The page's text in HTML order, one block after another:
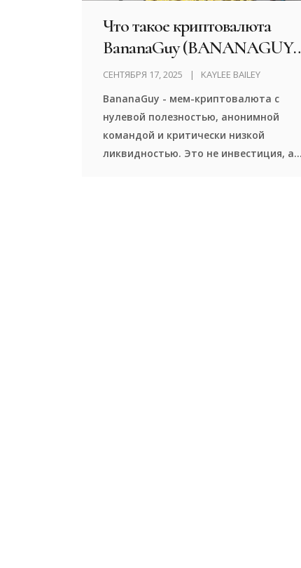
Что такое криптовалюта
BananaGuy (BANANAGUY):
мем-монета с высоким
риском и нулевой
полезностью
СЕНТЯБРЯ 17, 2025 KAYLEE BAILEY
BananaGuy - мем-криптовалюта с
нулевой полезностью, анонимной
командой и критически низкой
ликвидностью. Это не инвестиция, а